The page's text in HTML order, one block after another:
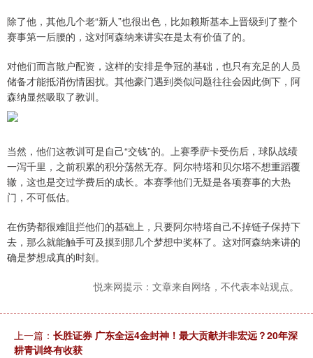
除了他，其他几个老“新人”也很出色，比如赖斯基本上晋级到了整个
赛事第一后腰的，这对阿森纳来讲实在是太有价值了的。
对他们而言散户配资，这样的安排是争冠的基础，也只有充足的人员
储备才能抵消伤情困扰。其他豪门遇到类似问题往往会因此倒下，阿
森纳显然吸取了教训。
当然，他们这教训可是自己“交钱”的。上赛季萨卡受伤后，球队战绩
一泻千里，之前积累的积分荡然无存。阿尔特塔和贝尔塔不想重蹈覆
辙，这也是交过学费后的成长。本赛季他们无疑是各项赛事的大热
门，不可低估。
在伤势都很难阻拦他们的基础上，只要阿尔特塔自己不掉链子保持下
去，那么就能触手可及摸到那几个梦想中奖杯了。这对阿森纳来讲的
确是梦想成真的时刻。
悦来网提示：文章来自网络，不代表本站观点。
上一篇： 长胜证券 广东全运4金封神！最大贡献并非宏远？20年深
耕青训终有收获